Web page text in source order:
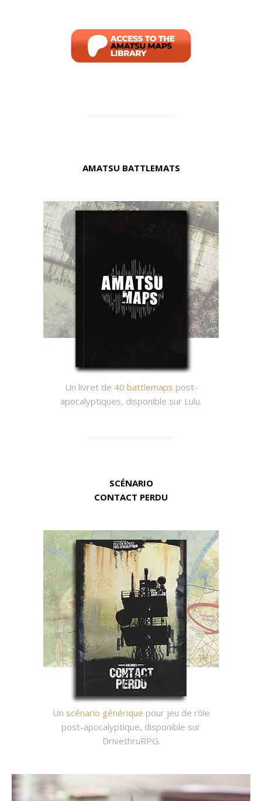
AMATSU BATTLEMATS
Un livret de 40 battlemaps post-
apocalyptiques, disponible sur Lulu.
SCÉNARIO
CONTACT PERDU
Un scénario générique pour jeu de rôle
post-apocalyptique, disponible sur
DrivethruRPG.